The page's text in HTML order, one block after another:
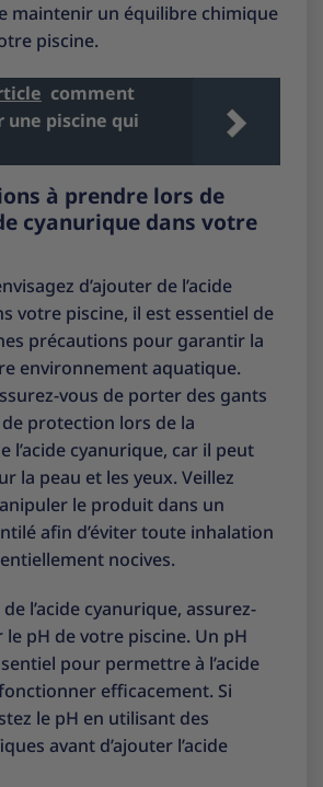
maintenir un équilibre chimique
piscine.
comment
piscine qui
à prendre lors de
cyanurique dans votre
d’ajouter de l’acide
votre piscine, il est essentiel de
précautions pour garantir la
environnement aquatique.
vous de porter des gants
protection lors de la
l’acide cyanurique, car il peut
la peau et les yeux. Veillez
le produit dans un
afin d’éviter toute inhalation
nocives.
l’acide cyanurique, assurez-
pH de votre piscine. Un pH
pour permettre à l’acide
efficacement. Si
le pH en utilisant des
avant d’ajouter l’acide